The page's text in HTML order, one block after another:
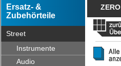
Ersatz- &
Zubehörteile
Street
Instrumente
Audio
ZERO